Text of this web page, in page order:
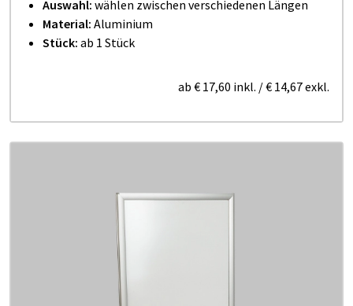
Auswahl: wählen zwischen verschiedenen Längen
Material: Aluminium
Stück: ab 1 Stück
ab € 17,60 inkl. /€ 14,67exkl.